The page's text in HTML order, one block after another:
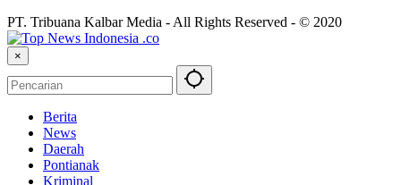
PT. Tribuana Kalbar Media - All Rights Reserved - © 2020
×
Berita
News
Daerah
Pontianak
Kriminal